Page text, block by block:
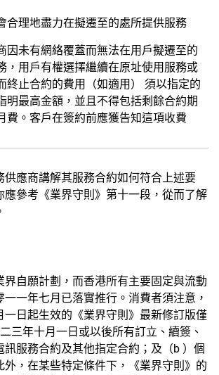
合理地盡力在擬遷至的處所提供服務
因未有網絡覆蓋而無法在用戶擬遷至的
，用戶有權選擇繼續在原址使用服務或
終止合約的費用（如適用） 須以指定的
明最高金額，並且不得包括剩餘合約期
費。客戶在簽約前應獲告知這項收費
供應商講解其服務合約如何符合上述要
應參考《業界守則》第十一段，從而了解
界自願計劃，而香港所有主要固定與流動
一年七月已落實推行。消費者須注意，
一日起生效的《業界守則》最新修訂版僅
三年十月一日或以後所有訂立、續簽、
訊服務合約及其他指定合約；及（b ）個
外，在某些特定條件下，《業界守則》的